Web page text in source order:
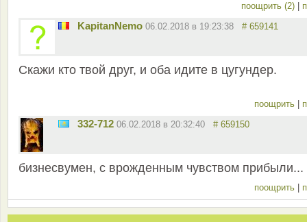
поощрить (2)
KapitanNemo 06.02.2018 в 19:23:38 # 659141
Скажи кто твой друг, и оба идите в цугундер.
поощрить
332-712 06.02.2018 в 20:32:40 # 659150
бизнесвумен, с врожденным чувством прибыли...
поощрить